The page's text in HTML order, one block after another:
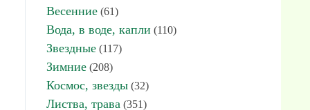
Весенние (61)
Вода, в воде, капли (110)
Звездные (117)
Зимние (208)
Космос, звезды (32)
Листва, трава (351)